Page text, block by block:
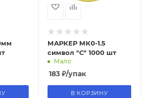
МАРКЕР МК0-1.5
символ "С" 1000 шт
Мало
183₽/упак
В КОРЗИНУ